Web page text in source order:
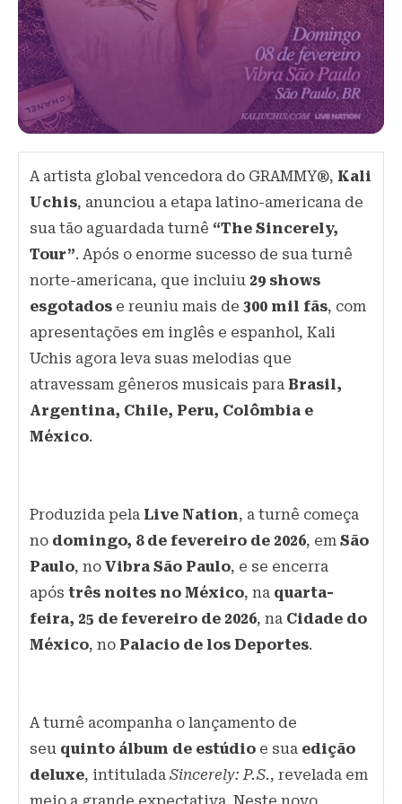
A artista global vencedora do GRAMMY®, Kali
Uchis, anunciou a etapa latino-americana de
sua tão aguardada turnê “The Sincerely,
Tour”. Após o enorme sucesso de sua turnê
norte-americana, que incluiu 29 shows
esgotados e reuniu mais de 300 mil fãs, com
apresentações em inglês e espanhol, Kali
Uchis agora leva suas melodias que
atravessam gêneros musicais para Brasil,
Argentina, Chile, Peru, Colômbia e
México.
Produzida pela Live Nation, a turnê começa
no domingo, 8 de fevereiro de 2026, em São
Paulo, no Vibra São Paulo, e se encerra
após três noites no México, na quarta-
feira, 25 de fevereiro de 2026, na Cidade do
México, no Palacio de los Deportes.
A turnê acompanha o lançamento de
seu quinto álbum de estúdio e sua edição
deluxe, intitulada Sincerely: P.S., revelada em